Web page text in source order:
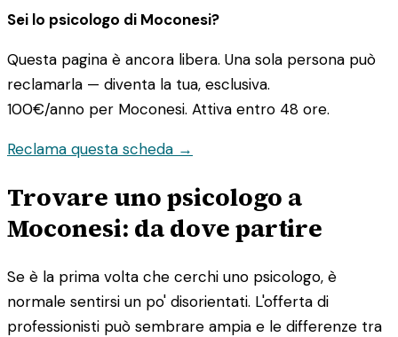
Sei lo psicologo di Moconesi?
Questa pagina è ancora libera. Una sola persona può
reclamarla — diventa la tua, esclusiva.
100€/anno per Moconesi. Attiva entro 48 ore.
Reclama questa scheda →
Trovare uno psicologo a
Moconesi: da dove partire
Se è la prima volta che cerchi uno psicologo, è
normale sentirsi un po' disorientati. L'offerta di
professionisti può sembrare ampia e le differenze tra